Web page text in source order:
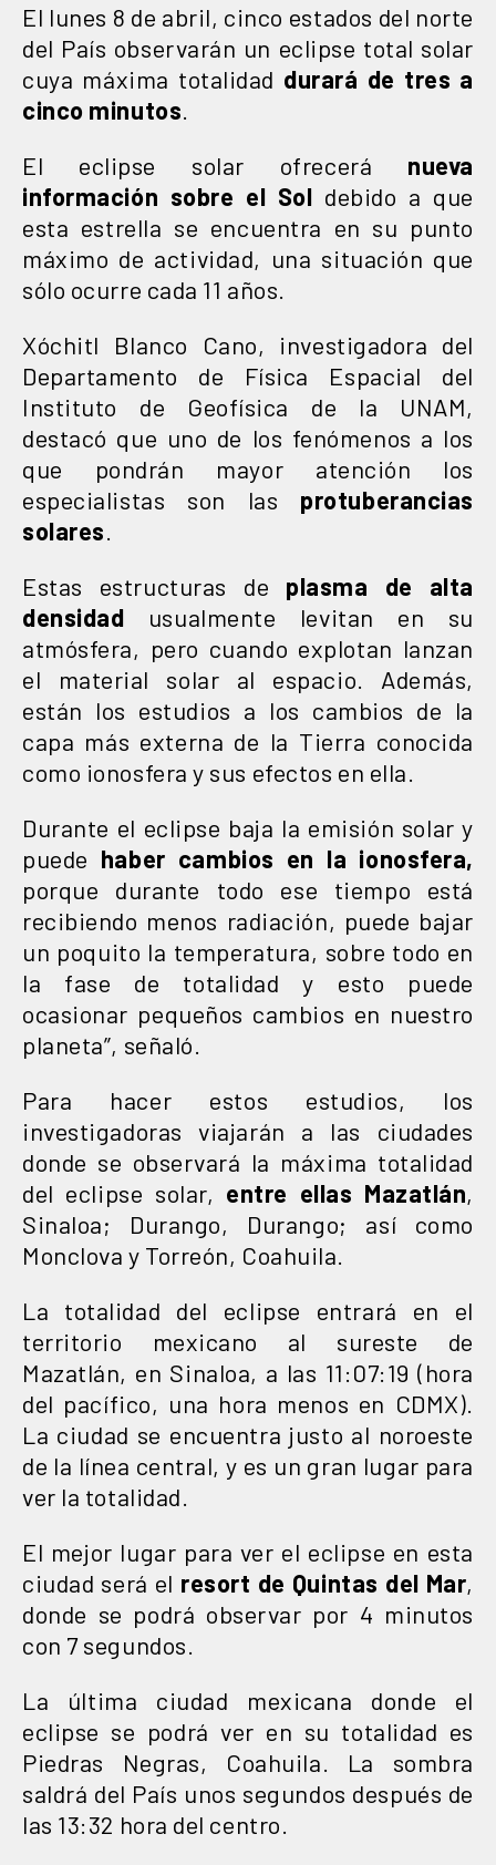
El lunes 8 de abril, cinco estados del norte
del País observarán un eclipse total solar
cuya máxima totalidad durará de tres a
cinco minutos
El eclipse solar ofrecerá nueva
información sobre el Sol debido a que
esta estrella se encuentra en su punto
máximo de actividad, una situación que
sólo ocurre cada 11 años.
Xóchitl Blanco Cano, investigadora del
Departamento de Física Espacial del
Instituto de Geofísica de la UNAM,
destacó que uno de los fenómenos a los
que pondrán mayor atención los
especialistas son las protuberancias
solares
Estas estructuras de plasma de alta
densidad usualmente levitan en su
atmósfera, pero cuando explotan lanzan
el material solar al espacio. Además,
están los estudios a los cambios de la
capa más externa de la Tierra conocida
como ionosfera y sus efectos en ella.
Durante el eclipse baja la emisión solar y
puede haber cambios en la ionosfera,
porque durante todo ese tiempo está
recibiendo menos radiación, puede bajar
un poquito la temperatura, sobre todo en
la fase de totalidad y esto puede
ocasionar pequeños cambios en nuestro
planeta”, señaló.
Para hacer estos estudios, los
investigadoras viajarán a las ciudades
donde se observará la máxima totalidad
del eclipse solar, entre ellas Mazatlán,
Sinaloa; Durango, Durango; así como
Monclova y Torreón, Coahuila.
La totalidad del eclipse entrará en el
territorio mexicano al sureste de
Mazatlán, en Sinaloa, a las 11:07:19 (hora
del pacífico, una hora menos en CDMX).
La ciudad se encuentra justo al noroeste
de la línea central, y es un gran lugar para
ver la totalidad.
El mejor lugar para ver el eclipse en esta
ciudad será el resort de Quintas del Mar,
donde se podrá observar por 4 minutos
con 7 segundos.
La última ciudad mexicana donde el
eclipse se podrá ver en su totalidad es
Piedras Negras, Coahuila. La sombra
saldrá del País unos segundos después de
las 13:32 hora del centro.